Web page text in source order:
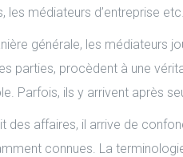
les médiateurs d’entreprise
générale, les médiateurs
parties, procèdent à une
Parfois, ils y arrivent après
des affaires, il arrive de
connues. La